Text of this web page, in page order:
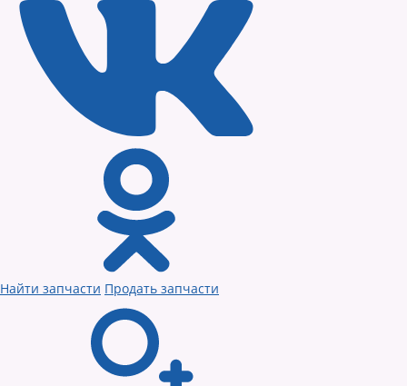
Найти запчасти Продать запчасти